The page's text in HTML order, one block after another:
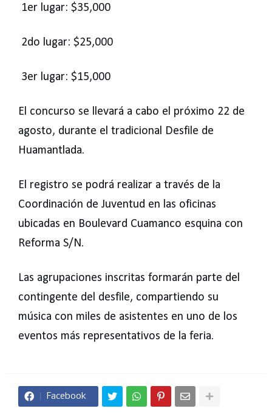
1er lugar: $35,000
2do lugar: $25,000
3er lugar: $15,000
El concurso se llevará a cabo el próximo 22 de
agosto, durante el tradicional Desfile de
Huamantlada.
El registro se podrá realizar a través de la
Coordinación de Juventud en las oficinas
ubicadas en Boulevard Cuamanco esquina con
Reforma S/N.
Las agrupaciones inscritas formarán parte del
contingente del desfile, compartiendo su
música con miles de asistentes en uno de los
eventos más representativos de la feria.
Facebook